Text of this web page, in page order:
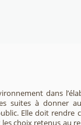
dans
suites à donner
Elle doit rendre
choix retenus au